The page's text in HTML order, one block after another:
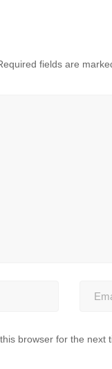
fields are
browser for the next